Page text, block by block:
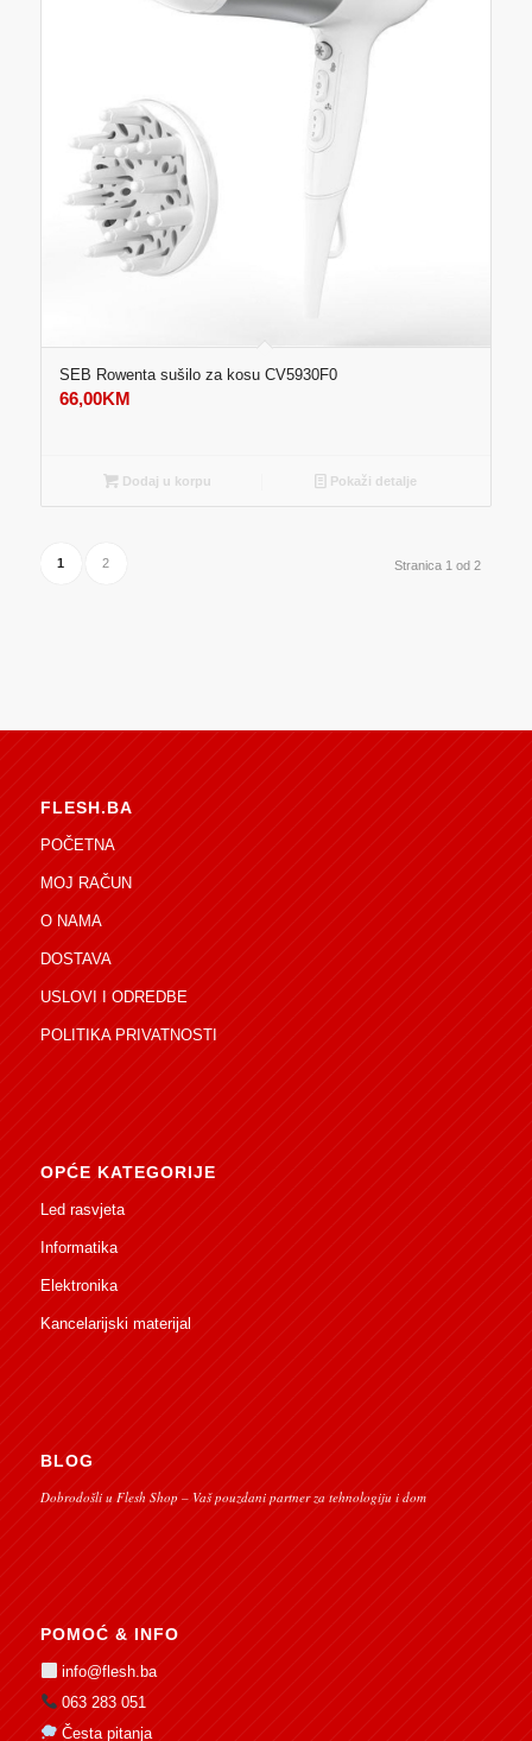
SEB Rowenta sušilo za kosu CV5930F0
66,00KM
Dodaj u korpu Pokaži detalje
Stranica 1 od 2
1 2
FLESH.BA
POČETNA
MOJ RAČUN
O NAMA
DOSTAVA
USLOVI I ODREDBE
POLITIKA PRIVATNOSTI
OPĆE KATEGORIJE
Led rasvjeta
Informatika
Elektronika
Kancelarijski materijal
BLOG
Dobrodošli u Flesh Shop – Vaš pouzdani partner za tehnologiju i dom
POMOĆ & INFO
info@flesh.ba
063 283 051
Česta pitanja